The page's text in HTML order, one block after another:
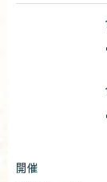
開催